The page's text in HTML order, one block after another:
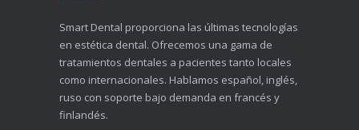
Smart Dental proporciona las últimas tecnologías
en estética dental. Ofrecemos una gama de
tratamientos dentales a pacientes tanto locales
como internacionales. Hablamos español, inglés,
ruso con soporte bajo demanda en francés y
finlandés.